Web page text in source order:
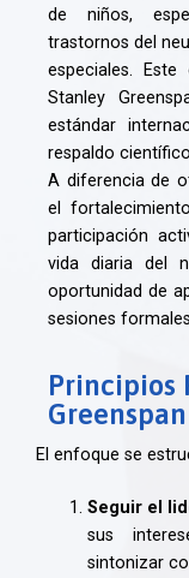
de niños,
trastornos del
especiales.
Stanley
estándar
respaldo
A diferencia de
el
participación
vida diaria del
oportunidad de
sesiones
Principios
El enfoque se
Seguir el
sus
sintonizar